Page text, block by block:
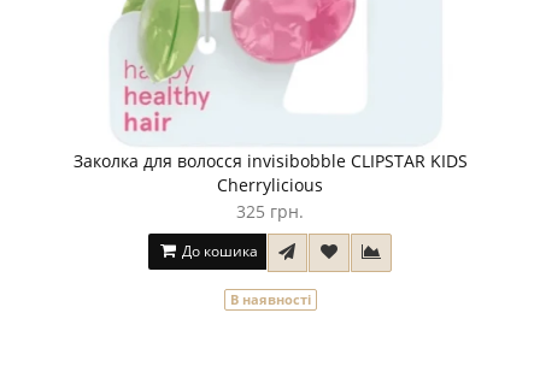
Заколка для волосся invisibobble CLIPSTAR KIDS
Cherrylicious
325 грн.
До кошика
В наявності